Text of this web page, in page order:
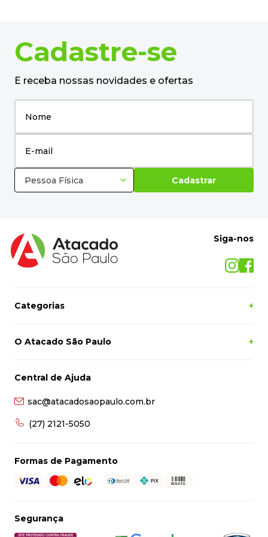
26% OFF
Touca Descartável TNT Sanfona
1805 Vabene - 100UN
R$ 10,42
em até1x deR$ 7,68
＋
－
Cadastre-se
E receba nossas novidades e ofertas
Categorias
O Atacado São Paulo